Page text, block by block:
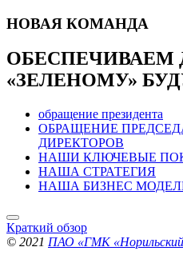
НОВАЯ КОМАНДА
ОБЕСПЕЧИВАЕМ
«ЗЕЛЕНОМУ»
обращение президента
ОБРАЩЕНИЕ
ДИРЕКТОРОВ
НАШИ КЛЮЧЕВЫЕ
НАША СТРАТЕГИЯ
НАША БИЗНЕС
Краткий обзор
© 2021 ПАО «ГМК «Норильский